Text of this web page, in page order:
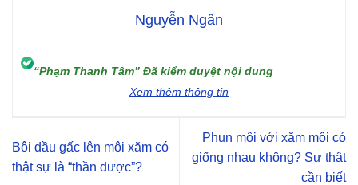
Nguyễn Ngân
“Phạm Thanh Tâm” Đã kiểm duyệt nội dung
Xem thêm thông tin
Bôi dầu gấc lên môi xăm có
thật sự là “thần dược”?
Phun môi với xăm môi có
giống nhau không? Sự thật
cần biết